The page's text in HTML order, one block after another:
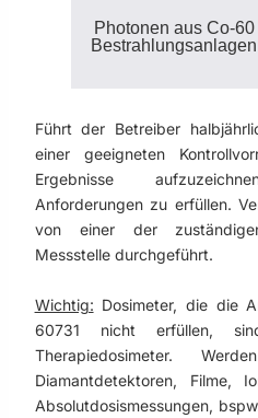
Photonen aus Co-60
Bestrahlungsanlagen
Führt der Betreiber
einer geeigneten
Ergebnisse
Anforderungen zu erfüllen.
von einer der
Messstelle durchgeführt.
Wichtig: Dosimeter, die die
60731 nicht erfüllen,
Therapiedosimeter.
Diamantdetektoren, Filme,
Absolutdosismessungen,